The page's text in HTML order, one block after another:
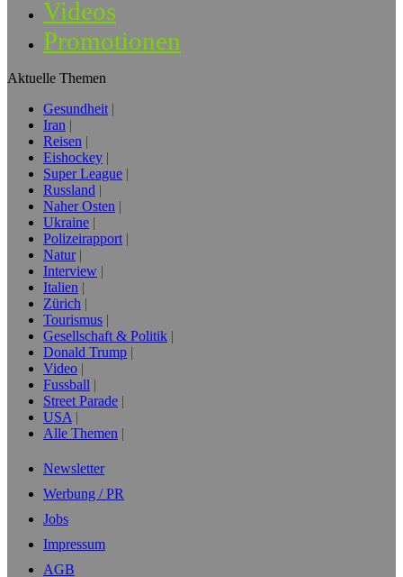
Videos
Promotionen
Aktuelle Themen
Gesundheit
Iran
Reisen
Eishockey
Super League
Russland
Naher Osten
Ukraine
Polizeirapport
Natur
Interview
Italien
Zürich
Tourismus
Gesellschaft & Politik
Donald Trump
Video
Fussball
Street Parade
USA
Alle Themen
Newsletter
Werbung / PR
Jobs
Impressum
AGB